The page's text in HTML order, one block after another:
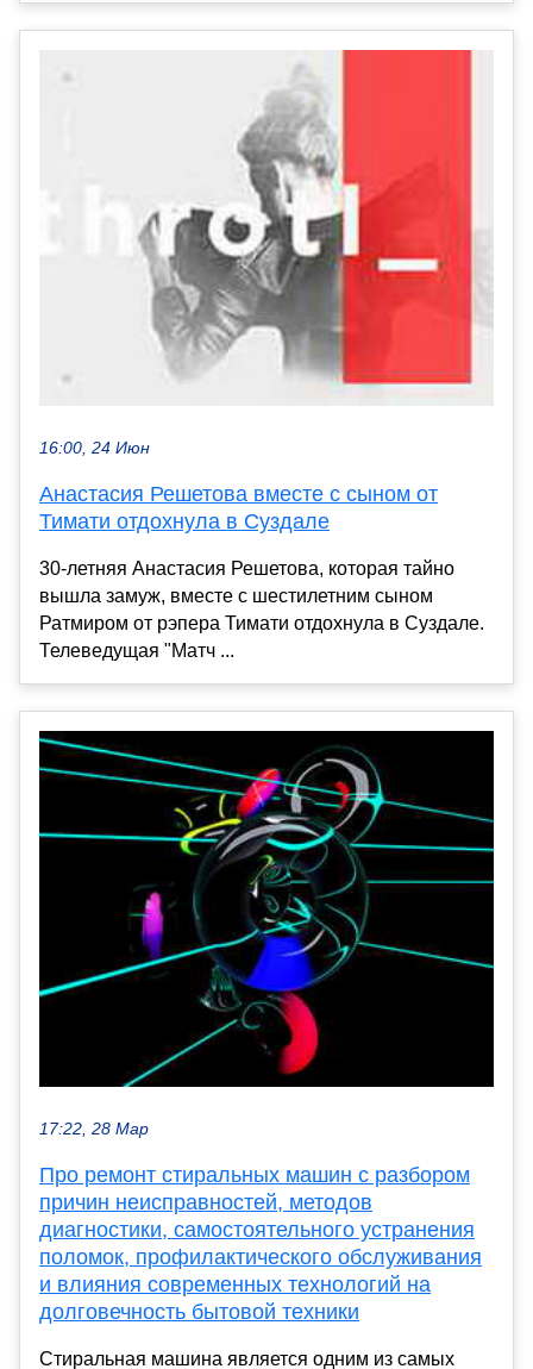
16:00, 24 Июн
Анастасия Решетова вместе с сыном от
Тимати отдохнула в Суздале
30-летняя Анастасия Решетова, которая тайно
вышла замуж, вместе с шестилетним сыном
Ратмиром от рэпера Тимати отдохнула в Суздале.
Телеведущая "Матч ...
17:22, 28 Мар
Про ремонт стиральных машин с разбором
причин неисправностей, методов
диагностики, самостоятельного устранения
поломок, профилактического обслуживания
и влияния современных технологий на
долговечность бытовой техники
Стиральная машина является одним из самых